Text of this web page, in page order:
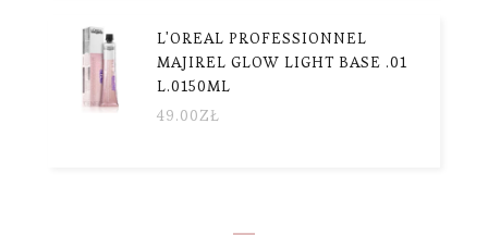
L'OREAL PROFESSIONNEL
MAJIREL GLOW LIGHT BASE .01
L.0150ML
49.00ZŁ